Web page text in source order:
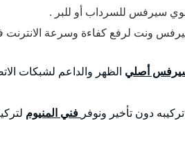
سيرفس للسرداب أو للبر .
ونت لرفع كفاءة وسرعة الانترنت
أصلي الظهر والداعم لشبكات
دون تأخير ونوفر فني المنيوم